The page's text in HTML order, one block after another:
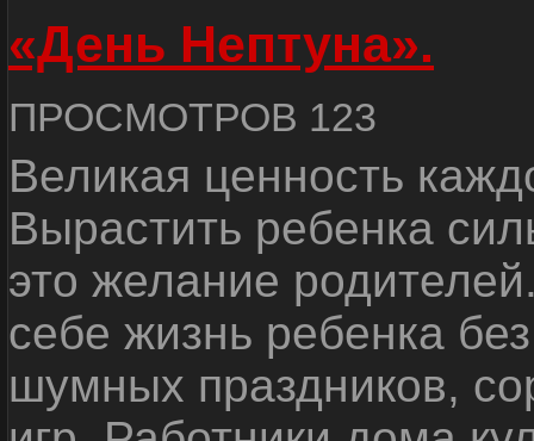
«День Нептуна».
ПРОСМОТРОВ 123
Великая ценность
Вырастить ребенка
это желание
себе жизнь ребенка
шумных праздников,